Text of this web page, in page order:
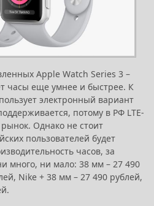
Apple Watch Series 3 –
часы еще умнее и быстрее. К
электронный вариант
потому в РФ LTE-
Однако не стоит
пользователей будет
часов, за
много, ни мало: 38 мм – 27 490
Nike + 38 мм – 27 490 рублей,